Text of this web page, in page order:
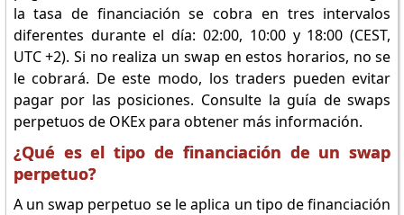
la tasa de financiación se cobra en tres intervalos
diferentes durante el día: 02:00, 10:00 y 18:00 (CEST,
UTC +2). Si no realiza un swap en estos horarios, no se
le cobrará. De este modo, los traders pueden evitar
pagar por las posiciones. Consulte la guía de swaps
perpetuos de OKEx para obtener más información.
¿Qué es el tipo de financiación de un swap
perpetuo?
A un swap perpetuo se le aplica un tipo de financiación